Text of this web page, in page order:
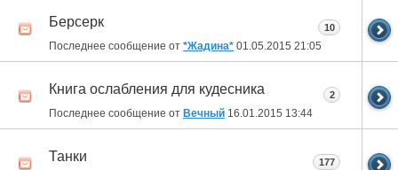
Берсерк
Последнее сообщение от *Жадина* 01.05.2015 21:05
10
Книга ослабления для кудесника
Последнее сообщение от Вечный 16.01.2015 13:44
2
Танки 177